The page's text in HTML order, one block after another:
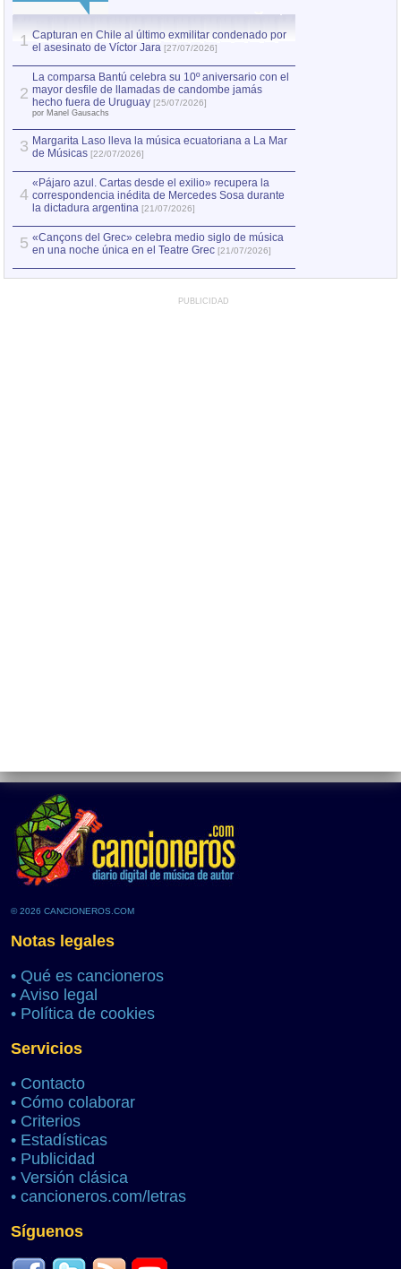
1 Capturan en Chile al último exmilitar condenado por
el asesinato de Víctor Jara [27/07/2026]
2
La comparsa Bantú celebra su 10º aniversario con el
mayor desfile de llamadas de candombe jamás
hecho fuera de Uruguay [25/07/2026]
por Manel Gausachs
3 Margarita Laso lleva la música ecuatoriana a La Mar
de Músicas [22/07/2026]
4
«Pájaro azul. Cartas desde el exilio» recupera la
correspondencia inédita de Mercedes Sosa durante
la dictadura argentina [21/07/2026]
5 «Cançons del Grec» celebra medio siglo de música
en una noche única en el Teatre Grec [21/07/2026]
PUBLICIDAD
© 2026 CANCIONEROS.COM
Notas legales
• Qué es cancioneros
• Aviso legal
• Política de cookies
Servicios
• Contacto
• Cómo colaborar
• Criterios
• Estadísticas
• Publicidad
• Versión clásica
• cancioneros.com/letras
Síguenos